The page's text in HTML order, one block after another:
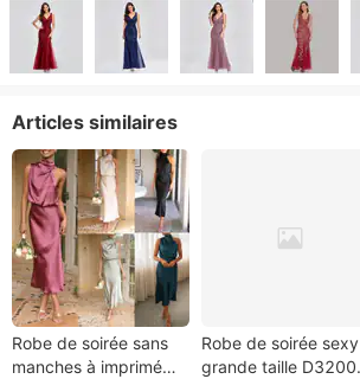
Articles similaires
Robe de soirée sans
manches à imprimé
Robe de soirée sexy
grande taille D3200